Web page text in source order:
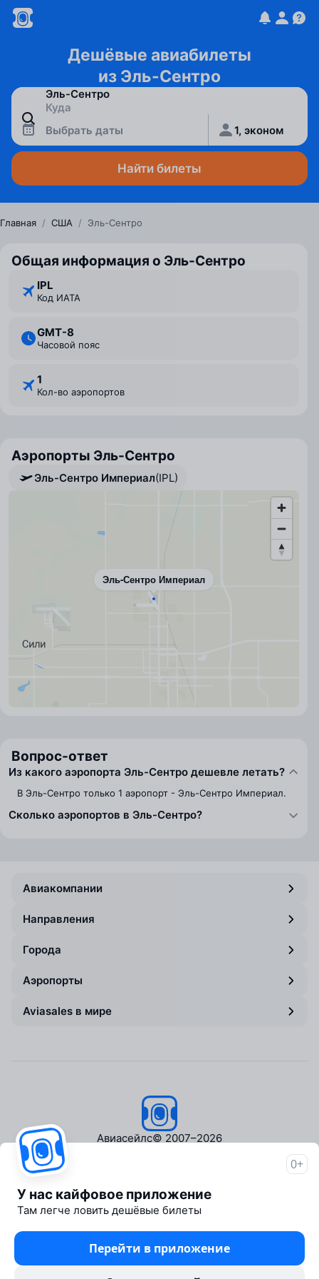
Дешёвые авиабилеты
из Эль-Сентро
Выбрать даты 1, эконом
Найти билеты
Главная / США / Эль-Сентро
Общая информация о Эль-Сентро
IPL
Код ИАТА
GMT-8
Часовой пояс
1
Кол-во аэропортов
Аэропорты Эль-Сентро
Эль-Сентро Империал(IPL)
Эль-Сентро Империал
Вопрос-ответ
Из какого аэропорта Эль-Сентро дешевле летать?
В Эль-Сентро только 1 аэропорт - Эль-Сентро Империал.
Сколько аэропортов в Эль-Сентро?
Авиакомпании
Направления
Города
Аэропорты
Aviasales в мире
Авиасейлс© 2007–2026
Пресс‑центр
Travelpayouts
Партнёрская программа
Медиа Yo'lovchi
Трэвел‑медиа Aviasales.uz
0+
У нас кайфовое приложение
Там легче ловить дешёвые билеты
Перейти в приложение